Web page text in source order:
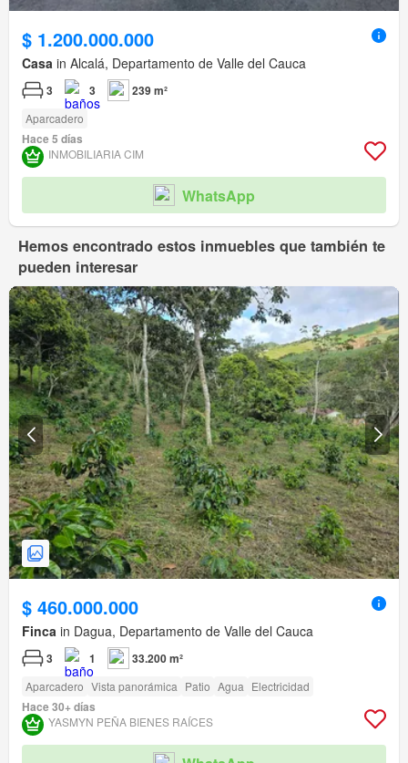
$ 1.200.000.000
Casa in Alcalá, Departamento de Valle del Cauca
3 3 239 m²
Aparcadero
Hace 5 días
INMOBILIARIA CIM
WhatsApp
Hemos encontrado estos inmuebles que también te
pueden interesar
$ 460.000.000
Finca in Dagua, Departamento de Valle del Cauca
3 1 33.200 m²
Aparcadero Vista panorámica Patio Agua Electricidad
Hace 30+ días
YASMYN PEÑA BIENES RAÍCES